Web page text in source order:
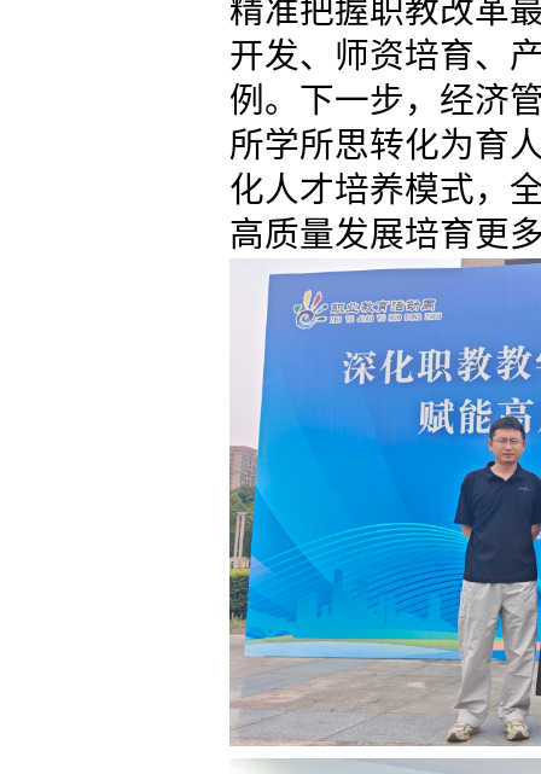
精准把握职教改革
开发、师资培育、
例。下一步，经济
所学所思转化为育
化人才培养模式，
高质量发展培育更